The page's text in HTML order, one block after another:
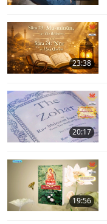
23:38
20:17
19:56